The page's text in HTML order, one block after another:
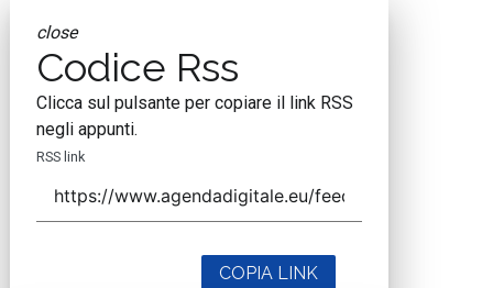
close
Codice Rss
Clicca sul pulsante per copiare il link RSS
negli appunti.
RSS link
COPIA LINK